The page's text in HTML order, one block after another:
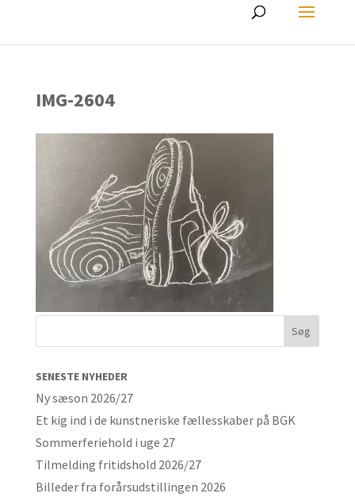
IMG-2604
SENESTE NYHEDER
Ny sæson 2026/27
Et kig ind i de kunstneriske fællesskaber på BGK
Sommerferiehold i uge 27
Tilmelding fritidshold 2026/27
Billeder fra forårsudstillingen 2026